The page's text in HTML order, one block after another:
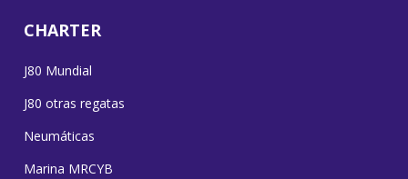
CHARTER
J80 Mundial
J80 otras regatas
Neumáticas
Marina MRCYB